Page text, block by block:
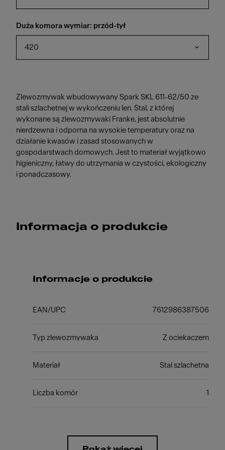
Duża komora wymiar: przód-tył
420
Zlewozmywak wbudowywany Spark SKL 611-62/50 ze
stali szlachetnej w wykończeniu len. Stal, z której
wykonane są zlewozmywaki Franke, jest absolutnie
nierdzewna i odporna na wysokie temperatury oraz na
działanie kwasów i zasad stosowanych w
gospodarstwach domowych. Jest to materiał wyjątkowo
higieniczny, łatwy do utrzymania w czystości, ekologiczny
i ponadczasowy.
Informacja o produkcie
Informacje o produkcie
EAN/UPC 7612986387506
Typ zlewozmywaka Z ociekaczem
Materiał Stal szlachetna
Liczba komór 1